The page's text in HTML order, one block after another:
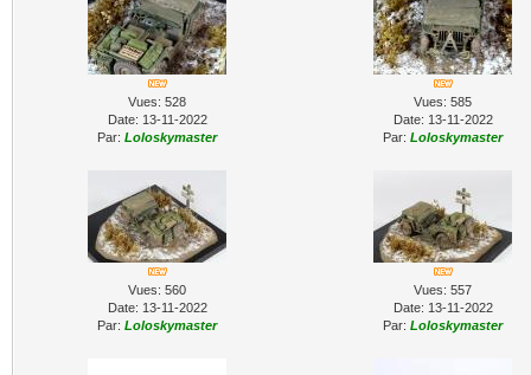
Vues: 528
Date: 13-11-2022
Par: Loloskymaster
Vues: 585
Date: 13-11-2022
Par: Loloskymaster
Vues: 560
Date: 13-11-2022
Par: Loloskymaster
Vues: 557
Date: 13-11-2022
Par: Loloskymaster